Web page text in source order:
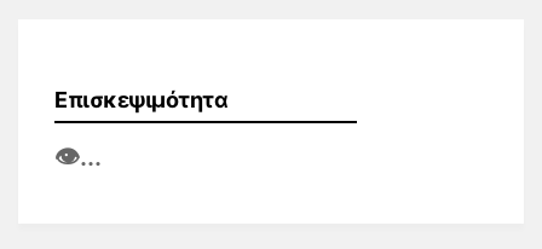
Επισκεψιμότητα
👁️...